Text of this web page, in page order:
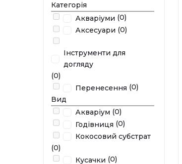
Категорія
Акваріуми (0)
Аксесуари (0)
Інструменти для
догляду
(0)
Перенесення (0)
Вид
Акваріум (0)
Годівниця (0)
Кокосовий субстрат
(0)
Кусачки (0)